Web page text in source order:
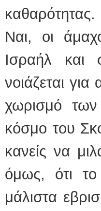
καθαρότητας.
Ναι, οι
Ισραήλ και
νοιάζεται
χωρισμό
κόσμο του
κανείς να
όμως, ότι το
μάλιστα